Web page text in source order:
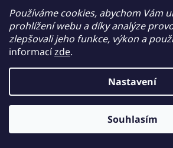
Používáme cookies, abychom Vám
prohlížení webu a díky analýze
zlepšovali jeho funkce, výkon a
informacízde.
Nastavení
Souhlasím